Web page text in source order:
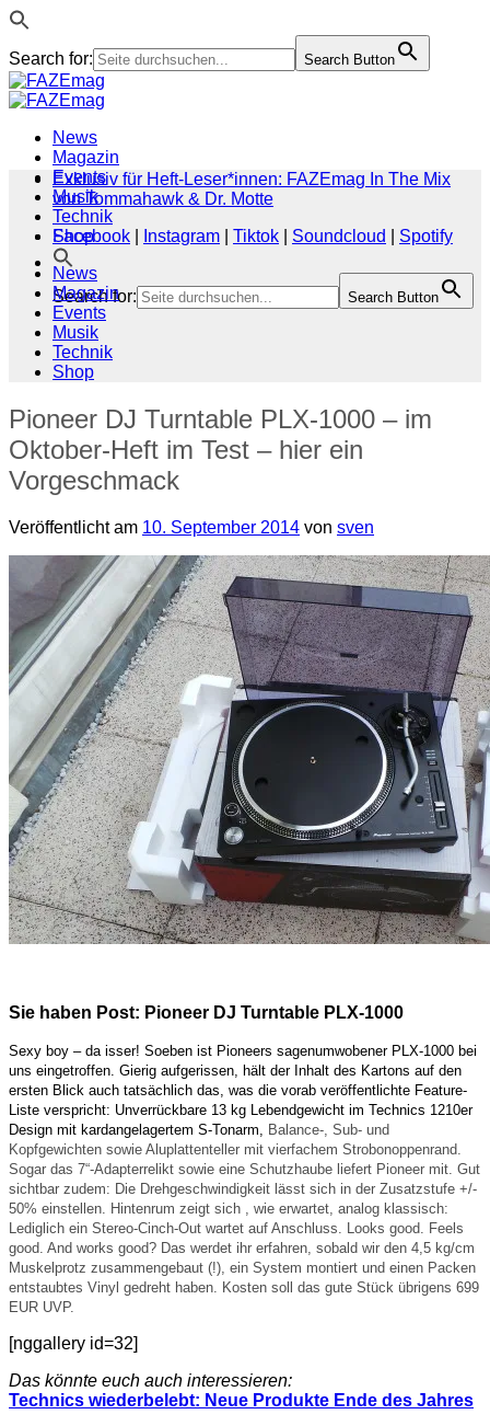
Search for: Search Button
Zum
Inhalt
News
Magazin
Events
Musik
Technik
Shop
Search for: Search Button
Exklusiv für Heft-Leser*innen: FAZEmag In The Mix
von Tommahawk & Dr. Motte
Facebook
Instagram Tiktok Soundcloud
Spotify
News
Magazin
Events
Musik
Technik
Shop
Pioneer DJ Turntable PLX-1000 – im
Oktober-Heft im Test – hier ein
Vorgeschmack
Veröffentlicht am 10. September 2014 von sven
Sie haben Post: Pioneer DJ Turntable PLX-1000
Sexy boy – da isser! Soeben ist Pioneers sagenumwobener PLX-1000 bei
uns eingetroffen. Gierig aufgerissen, hält der Inhalt des Kartons auf den
ersten Blick auch tatsächlich das, was die vorab veröffentlichte Feature-
Liste verspricht: Unverrückbare 13 kg Lebendgewicht im Technics 1210er
Design mit kardangelagertem S-Tonarm,
Balance-, Sub- und
Kopfgewichten sowie Aluplattenteller mit vierfachem Strobonoppenrand.
Sogar das 7“-Adapterrelikt sowie eine Schutzhaube liefert Pioneer mit. Gut
sichtbar zudem: Die Drehgeschwindigkeit lässt sich in der Zusatzstufe +/-
50% einstellen. Hintenrum zeigt sich , wie erwartet, analog klassisch:
Lediglich ein Stereo-Cinch-Out wartet auf Anschluss. Looks good. Feels
good. And works good? Das werdet ihr erfahren, sobald wir den 4,5 kg/cm
Muskelprotz zusammengebaut (!), ein System montiert und einen Packen
entstaubtes Vinyl gedreht haben. Kosten soll das gute Stück übrigens 699
EUR UVP.
[nggallery id=32]
Das könnte euch auch interessieren:
Technics wiederbelebt: Neue Produkte Ende des Jahres